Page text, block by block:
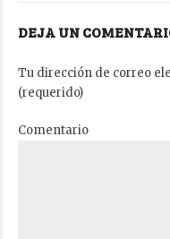
DEJA UN
Tu dirección de correo
(requerido)
Comentario